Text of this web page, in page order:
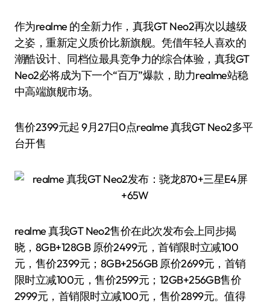
作为realme 的全新力作，真我GT Neo2再次以越级
之姿，重新定义质价比新旗舰。凭借年轻人喜欢的
潮酷设计、同档位最具竞争力的综合体验，真我GT
Neo2必将成为下一个“百万”爆款，助力realme站稳
中高端旗舰市场。
售价2399元起 9月27日0点realme 真我GT Neo2多平
台开售
realme 真我GT Neo2售价在此次发布会上同步揭
晓，8GB+128GB 原价2499元，首销限时立减100
元，售价2399元；8GB+256GB 原价2699元，首销
限时立减100元，售价2599元；12GB+256GB售价
2999元，首销限时立减100元，售价2899元。值得